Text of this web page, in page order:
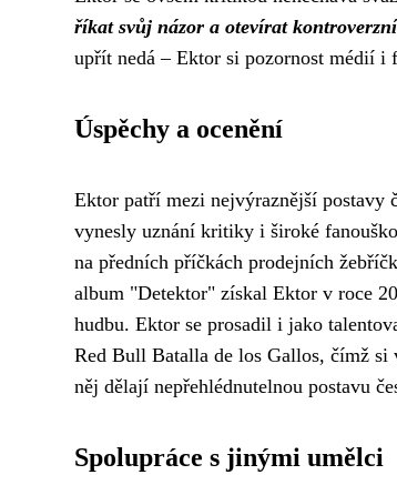
říkat svůj názor a otevírat
upřít nedá – Ektor si pozornost médií i
Úspěchy a ocenění
Ektor patří mezi nejvýraznější postavy
vynesly uznání kritiky i široké
na předních příčkách prodejních
album "Detektor" získal Ektor v roce
hudbu. Ektor se prosadil i jako
Red Bull Batalla de los Gallos, čímž
něj dělají nepřehlédnutelnou postavu
Spolupráce s jinými umělci